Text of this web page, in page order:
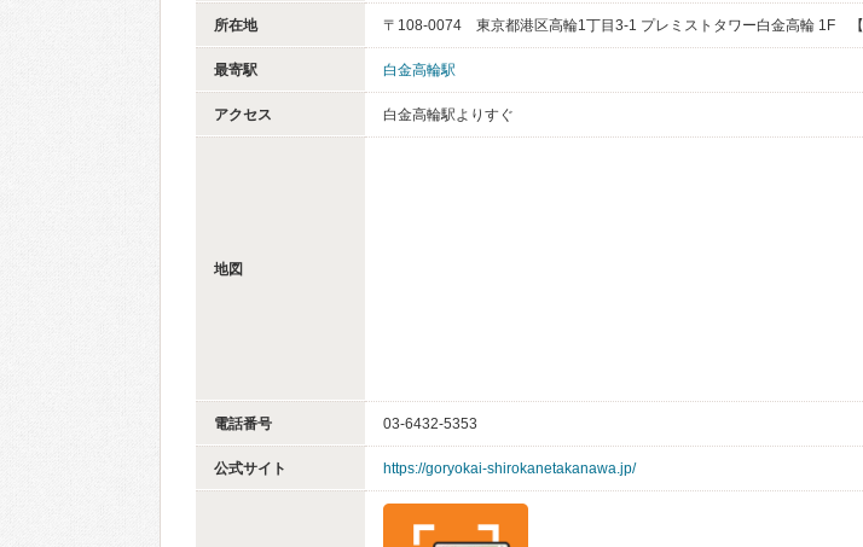
所在地 〒108-0074 東京都港区高輪1丁目3-1 プレミストタワー白金高輪 1F 【
最寄駅 白金高輪駅
アクセス 白金高輪駅よりすぐ
地図
電話番号 03-6432-5353
公式サイト https://goryokai-shirokanetakanawa.jp/